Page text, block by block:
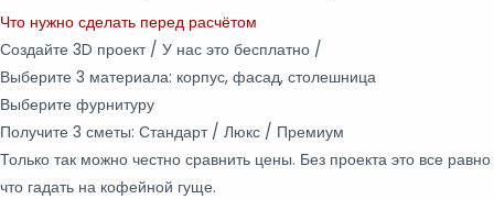
Что нужно сделать перед расчётом
Создайте 3D проект / У нас это бесплатно /
Выберите 3 материала: корпус, фасад, столешница
Выберите фурнитуру
Получите 3 сметы: Стандарт / Люкс / Премиум
Только так можно честно сравнить цены. Без проекта это все равно
что гадать на кофейной гуще.